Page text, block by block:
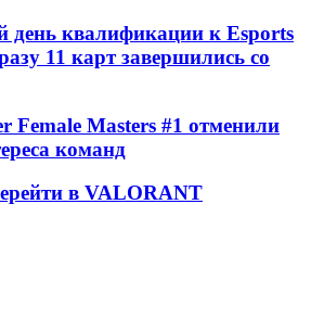
день квалификации к Esports
11 карт завершились со
Female Masters #1 отменили
команд
в VALORANT